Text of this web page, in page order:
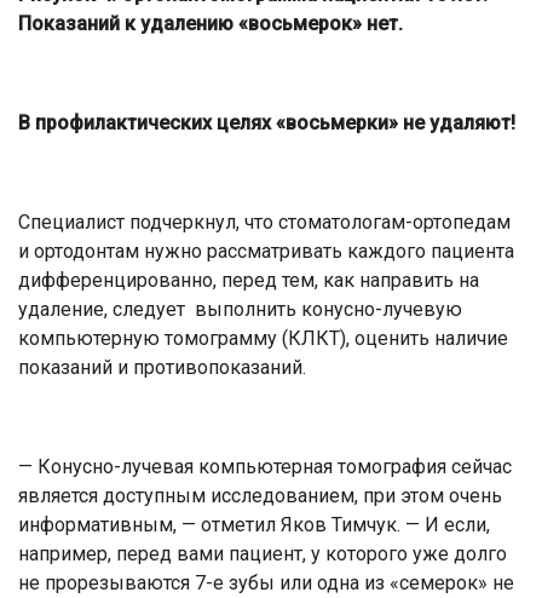
Показаний к удалению «восьмерок» нет.
В профилактических целях «восьмерки» не удаляют!
Специалист подчеркнул, что стоматологам-ортопедам
и ортодонтам нужно рассматривать каждого пациента
дифференцированно, перед тем, как направить на
удаление, следует выполнить конусно-лучевую
компьютерную томограмму (КЛКТ), оценить наличие
показаний и противопоказаний.
— Конусно-лучевая компьютерная томография сейчас
является доступным исследованием, при этом очень
информативным, — отметил Яков Тимчук. — И если,
например, перед вами пациент, у которого уже долго
не прорезываются 7-е зубы или одна из «семерок» не